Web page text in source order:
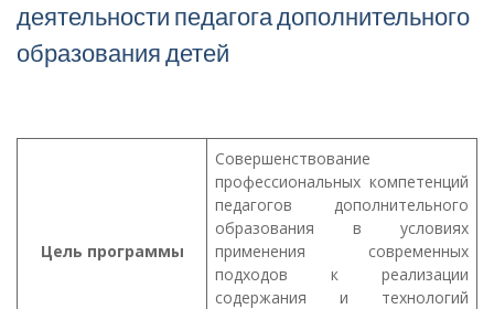
деятельности педагога дополнительного
образования детей
Цель программы
Совершенствование
профессиональных компетенций
педагогов дополнительного
образования в условиях
применения современных
подходов к реализации
содержания и технологий